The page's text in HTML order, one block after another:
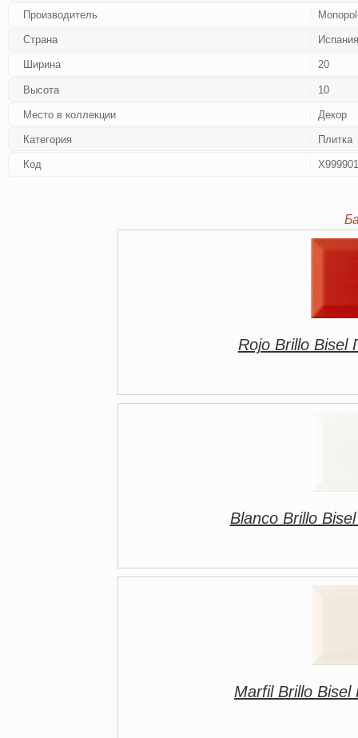
Производитель
Страна
Ширина 20
Высота 10
Место в коллекции Декор
Категория Плитка
Код
Rojo Brillo
Blanco Brillo
Marfil Brillo